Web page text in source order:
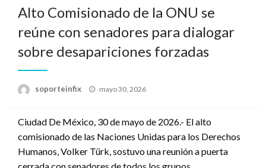
Alto Comisionado de la ONU se
reúne con senadores para dialogar
sobre desapariciones forzadas
soporteinfix
Publicado
mayo 30, 2026
Ciudad De México, 30 de mayo de 2026.- El alto
comisionado de las Naciones Unidas para los Derechos
Humanos, Volker Türk, sostuvo una reunión a puerta
cerrada con senadores de todos los grupos